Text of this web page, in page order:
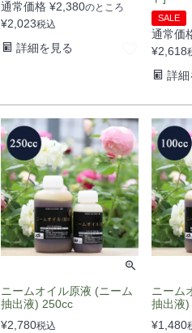
通常価格 ¥2,380のところ
¥2,023税込
詳細を見る
SALE
通常価
¥2,618
詳細
ニームオイル原液 (ニーム
抽出液) 250cc
¥2,780税込
ニーム
抽出液
¥1,480